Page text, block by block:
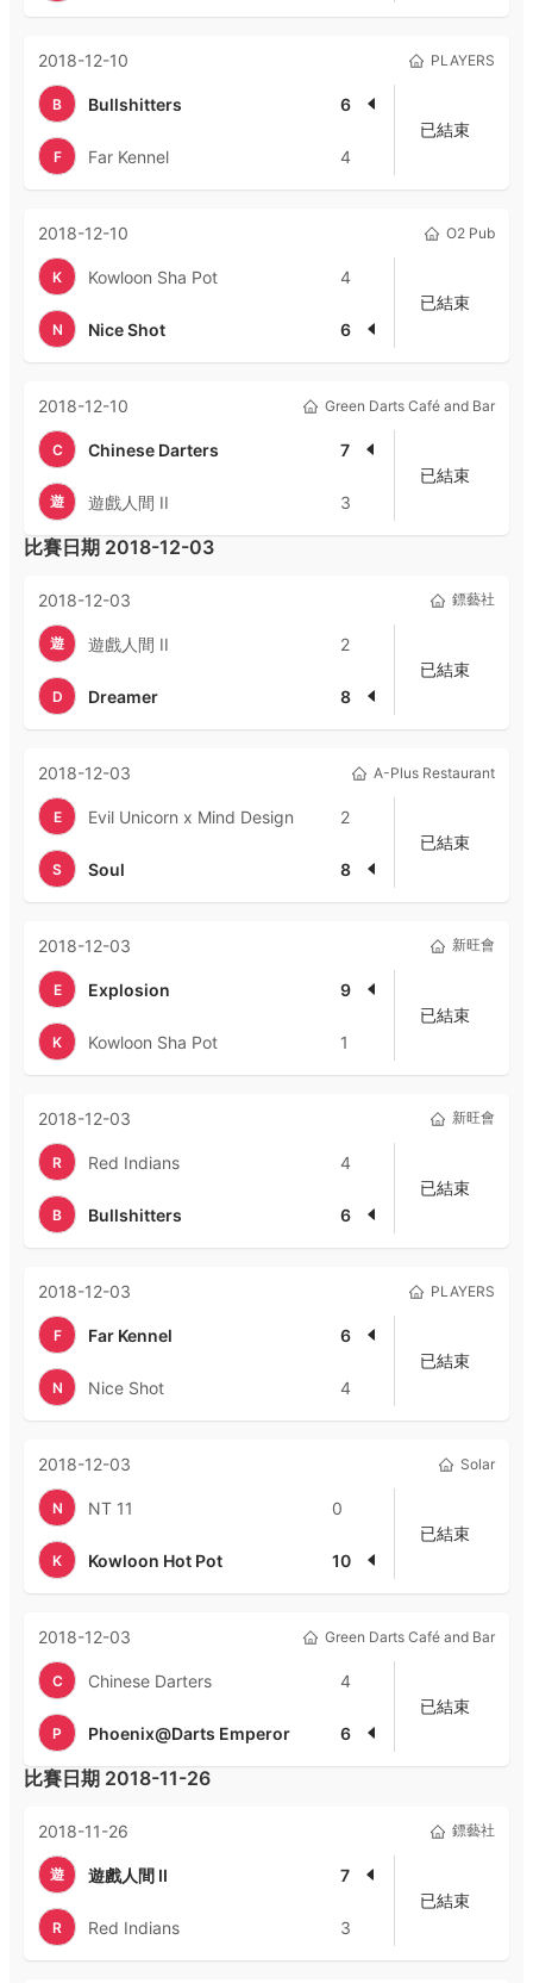
2018-12-10 PLAYERS
B Bullshitters 6
F Far Kennel 4
已結束
2018-12-10 O2 Pub
K Kowloon Sha Pot 4
N Nice Shot 6
已結束
2018-12-10 Green Darts Café and Bar
C Chinese Darters 7
遊 遊戲人間 II 3
已結束
比賽日期 2018-12-03
2018-12-03 鏢藝社
遊 遊戲人間 II 2
D Dreamer 8
已結束
2018-12-03 A-Plus Restaurant
E Evil Unicorn x Mind Design 2
S Soul 8
已結束
2018-12-03 新旺會
E Explosion 9
K Kowloon Sha Pot 1
已結束
2018-12-03 新旺會
R Red Indians 4
B Bullshitters 6
已結束
2018-12-03 PLAYERS
F Far Kennel 6
N Nice Shot 4
已結束
2018-12-03 Solar
N NT 11 0
K Kowloon Hot Pot 10
已結束
2018-12-03 Green Darts Café and Bar
C Chinese Darters 4
P Phoenix@Darts Emperor 6
已結束
比賽日期 2018-11-26
2018-11-26 鏢藝社
遊 遊戲人間 II 7
R Red Indians 3
已結束